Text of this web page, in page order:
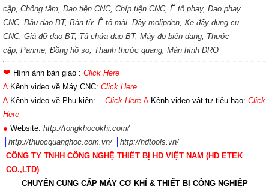
cặp, Chống tâm, Dao tiện CNC, Chíp tiện CNC, Ê tô phay, Dao phay
CNC, Bầu dao BT, Bàn từ, Ê tô mài, Dây molipden, Xe đẩy dụng cụ
CNC, Giá đỡ dao BT, Tủ chứa dao BT, Máy đo biên dạng, Thước
cặp, Panme, Đồng hồ so, Thanh thước quang, Màn hình DRO
❤ Hình ảnh bàn giao : Click Here
∆ Kênh video về Máy CNC: Click Here
∆ Kênh video về Phụ kiện: Click Here ∆ Kênh video vật tư tiêu hao: Click
Here
● Website: http://tongkhocokhi.com/
http://thuocquanghoc.com.vn/
http://hdtools.vn/
CÔNG TY TNHH CÔNG NGHỆ THIẾT BỊ HD VIỆT NAM (HD ETEK
CO.,LTD)
CHUYÊN CUNG CẤP MÁY CƠ KHÍ & THIẾT BỊ CÔNG NGHIỆP